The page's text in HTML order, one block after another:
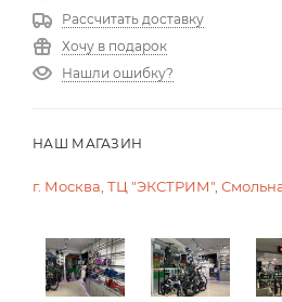
Рассчитать доставку
Хочу в подарок
Нашли ошибку?
НАШ МАГАЗИН
г. Москва, ТЦ "ЭКСТРИМ",